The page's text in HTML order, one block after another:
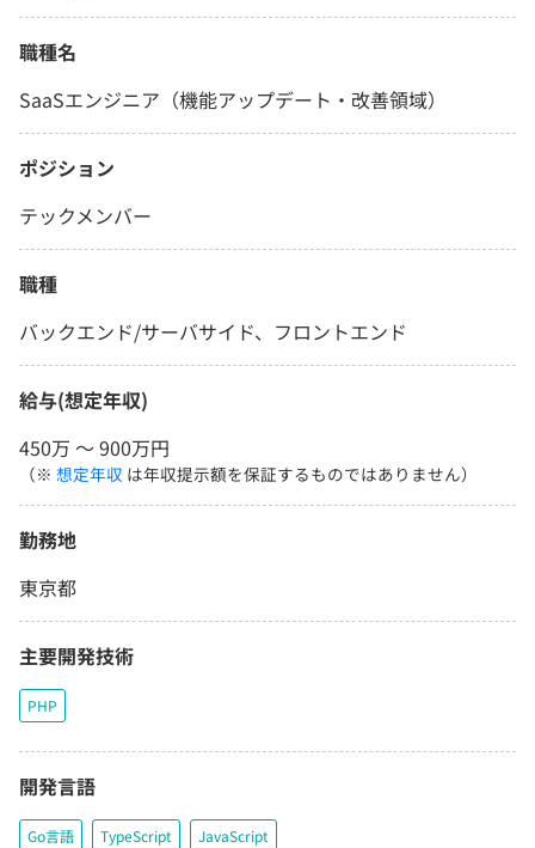
職種名
SaaSエンジニア（機能アップデート・改善領域）
ポジション
テックメンバー
職種
バックエンド/サーバサイド、フロントエンド
給与(想定年収)
450万 〜 900万円
（※ 想定年収 は年収提示額を保証するものではありません）
勤務地
東京都
主要開発技術
PHP
開発言語
Go言語 TypeScript JavaScript